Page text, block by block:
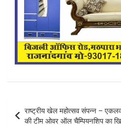
navigation
राष्ट्रीय खेल महोत्सव संपन्न –
की टीम ओवर ऑल चैम्पियनशिप का